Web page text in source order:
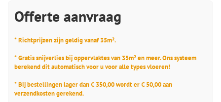
Offerte aanvraag
* Richtprijzen zijn geldig vanaf 35m².
* Gratis snijverlies bij oppervlaktes van 35m² en meer. Ons systeem
berekend dit automatisch voor u voor alle types vloeren!
* Bij bestellingen lager dan € 350,00 wordt er € 50,00 aan
verzendkosten gerekend.